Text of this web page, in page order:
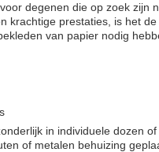
degenen die op zoek zijn
krachtige prestaties, is het
van papier nodig
in individuele dozen
of metalen behuizing